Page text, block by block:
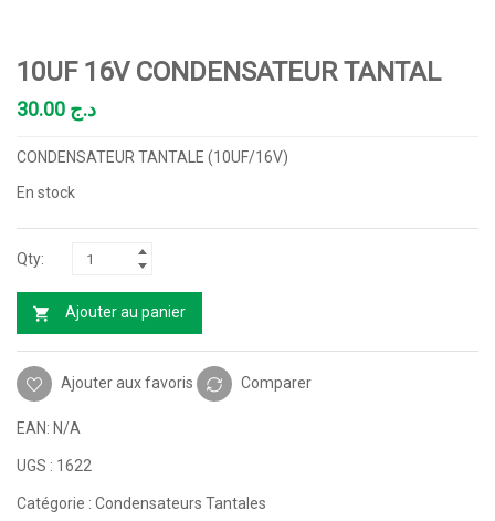
10UF 16V CONDENSATEUR TANTAL
د.ج
CONDENSATEUR TANTALE (10UF/16V)
En stock
Ajouter au panier
Ajouter aux favoris Comparer
EAN: N/A
UGS : 1622
Catégorie : Condensateurs Tantales